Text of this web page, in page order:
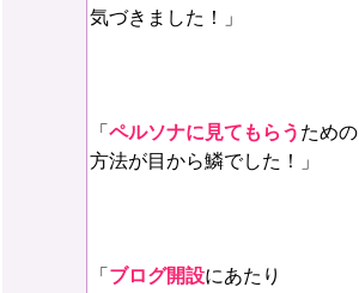
気づきました！」
「 ペルソナに見てもらう ための
方法が目から鱗でした！」
「 ブログ開設にあたり